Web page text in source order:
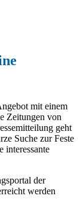
mit einem
Zeitungen von
geht
Suche zur Feste
interessante
der
werden